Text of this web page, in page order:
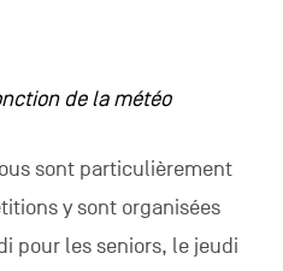
de la météo
sont particulièrement
y sont organisées
pour les seniors, le jeudi